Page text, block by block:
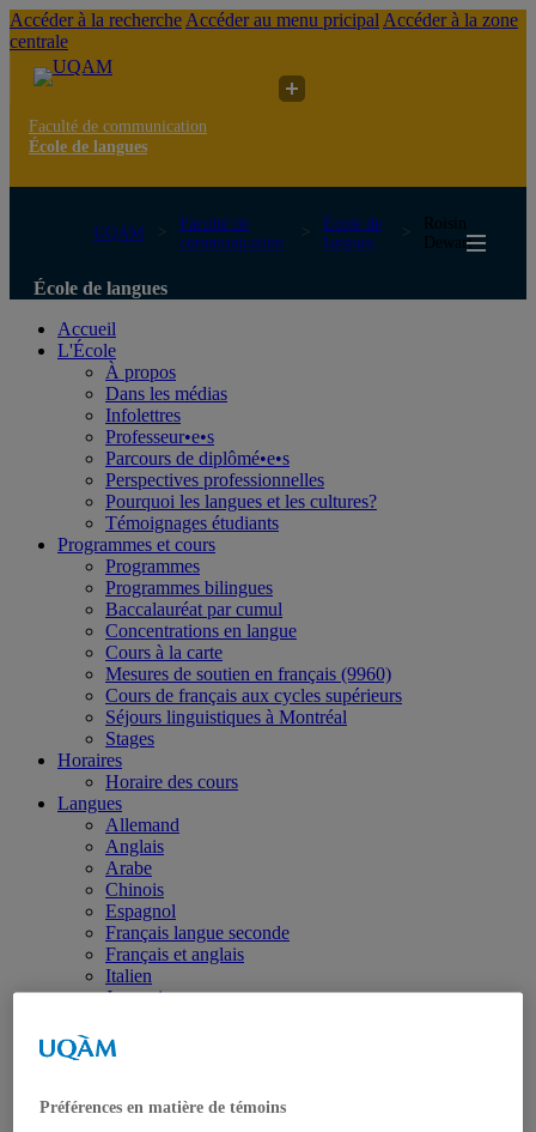
Accéder à la recherche Accéder au menu pricipal Accéder à la zone
centrale
Faculté de communication
École de langues
UQAM
Faculté de
communication
École de
langues
Roisin
Dewart
École de langues
Accueil
L'École
À propos
Dans les médias
Infolettres
Professeur•e•s
Parcours de diplômé•e•s
Perspectives professionnelles
Pourquoi les langues et les cultures?
Témoignages étudiants
Programmes et cours
Programmes
Programmes bilingues
Baccalauréat par cumul
Concentrations en langue
Cours à la carte
Mesures de soutien en français (9960)
Cours de français aux cycles supérieurs
Séjours linguistiques à Montréal
Stages
Horaires
Horaire des cours
Langues
Allemand
Anglais
Arabe
Chinois
Espagnol
Français langue seconde
Français et anglais
Italien
Japonais
LSQ (langue des signes québécoise)
Langues modernes
Russe
Préférences en matière de témoins